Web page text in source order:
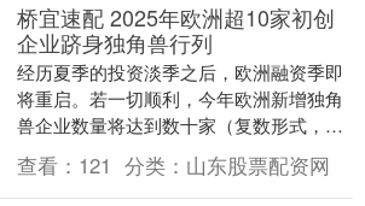
桥宜速配 2025年欧洲超10家初创
企业跻身独角兽行列
经历夏季的投资淡季之后，欧洲融资季即
将重启。若一切顺利，今年欧洲新增独角
兽企业数量将达到数十家（复数形式，即
超过 10 家）。尽管如今的巨额融资轮次
已不如 20....
查看： 121 分类： 山东股票配资网